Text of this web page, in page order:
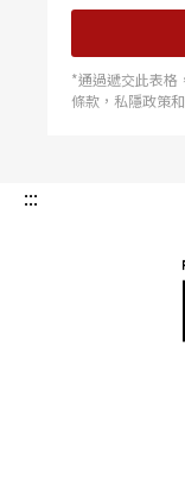
從古龍「絕代
一九八二年出
蕭邦鋼琴大賽
己仍有進步的
情操！他選擇
*通過遞交此表格
條款，私隱政策
:::